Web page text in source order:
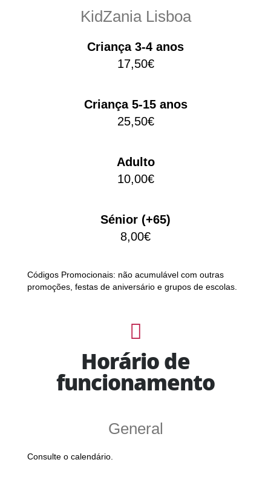
KidZania Lisboa
Criança 3-4 anos
17,50€
Criança 5-15 anos
25,50€
Adulto
10,00€
Sénior (+65)
8,00€
Códigos Promocionais: não acumulável com outras
promoções, festas de aniversário e grupos de escolas.
Horário de
funcionamento
General
Consulte o calendário.